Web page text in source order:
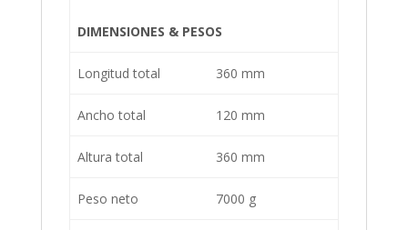
DIMENSIONES & PESOS
Longitud total 360 mm
Ancho total 120 mm
Altura total 360 mm
Peso neto 7000 g